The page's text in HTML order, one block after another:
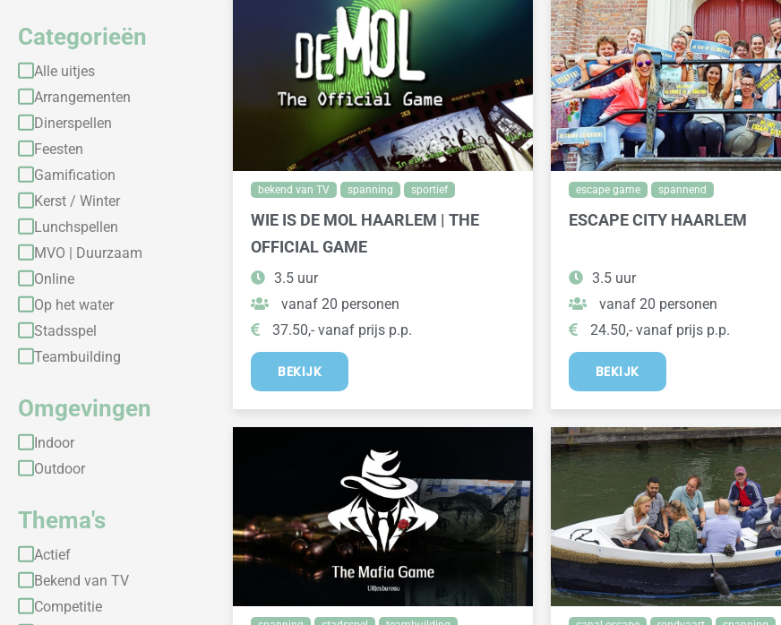
Categorieën
Alle uitjes
Arrangementen
Dinerspellen
Feesten
Gamification
Kerst / Winter
Lunchspellen
MVO | Duurzaam
Online
Op het water
Stadsspel
Teambuilding
Omgevingen
Indoor
Outdoor
Thema's
Actief
Bekend van TV
Competitie
bekend van TV spanning sportief
WIE IS DE MOL HAARLEM | THE
OFFICIAL GAME
3.5 uur
vanaf 20 personen
37.50,- vanaf prijs p.p.
BEKIJK
escape game spannend
ESCAPE CITY HAARLEM
3.5 uur
vanaf 20 personen
24.50,- vanaf prijs p.p.
BEKIJK